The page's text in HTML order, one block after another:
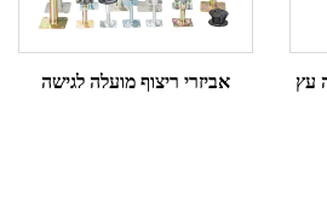
עץ
אביזרי ריצוף מועלה לגישה